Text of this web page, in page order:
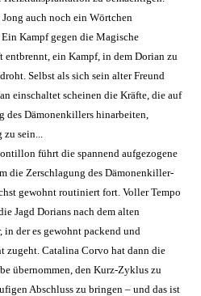
Jong auch noch ein Wörtchen
Kampf gegen die Magische
entbrennt, ein Kampf, in dem Dorian zu
Selbst als sich sein alter Freund
einschaltet scheinen die Kräfte, die auf
des Dämonenkillers hinarbeiten,
sein...
führt die spannend aufgezogene
die Zerschlagung des Dämonenkiller-
gewohnt routiniert fort. Voller Tempo
Jagd Dorians nach dem alten
in der es gewohnt packend und
zugeht. Catalina Corvo hat dann die
übernommen, den Kurz-Zyklus zu
Abschluss zu bringen – und das ist